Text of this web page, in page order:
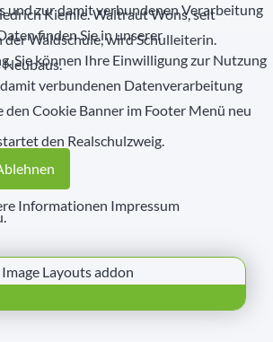
Kiemle. Waltraut Wons, seit
der Waldschule, wird Schulleiterin.
den Realschulzweig.
und zur damit verbundenen Verarbeitung
finden Sie in unserer
Sie können Ihre Einwilligung zur Nutzung
verbundenen Datenverarbeitung
den Cookie Banner im Footer Menü neu
Informationen Impressum